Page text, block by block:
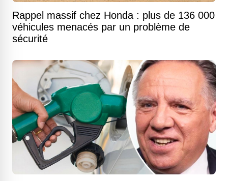
Rappel massif chez Honda : plus de 136 000
véhicules menacés par un problème de
sécurité